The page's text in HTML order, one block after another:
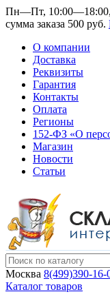
Пн—Пт,
сумма заказа 500 руб.
О компании
Доставка
Реквизиты
Гарантия
Контакты
Оплата
Регионы
152-ФЗ «О
Магазин
Новости
Статьи
Москва 8(499)390-16-
Каталог товаров